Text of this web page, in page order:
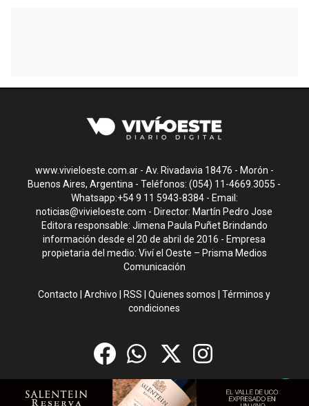
www.vivieloeste.com.ar - Av. Rivadavia 18476 - Morón -
Buenos Aires, Argentina - Teléfonos: (054) 11-4669.3055 -
Whatsapp:+54 9 11 5943-8384 - Email:
noticias@vivieloeste.com - Director: Martín Pedro Jose
Editora responsable: Jimena Paula Puñet Brindando
información desde el 20 de abril de 2016 - Empresa
propietaria del medio: Viví el Oeste – Prisma Medios
Comunicación
Contacto |Archivo RSS |Quienes somos |Términos y
condiciones